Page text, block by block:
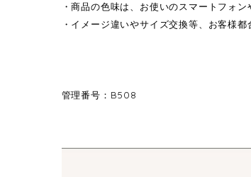
・商品の色味は、お使いのスマートフォ
・イメージ違いやサイズ交換等、お客様
管理番号：B508